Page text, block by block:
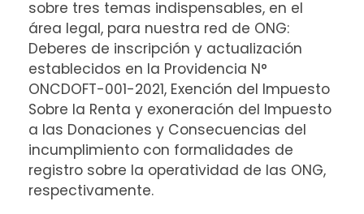
sobre tres temas indispensables, en el
área legal, para nuestra red de ONG:
Deberes de inscripción y actualización
establecidos en la Providencia N°
ONCDOFT-001-2021, Exención del Impuesto
Sobre la Renta y exoneración del Impuesto
a las Donaciones y Consecuencias del
incumplimiento con formalidades de
registro sobre la operatividad de las ONG,
respectivamente.